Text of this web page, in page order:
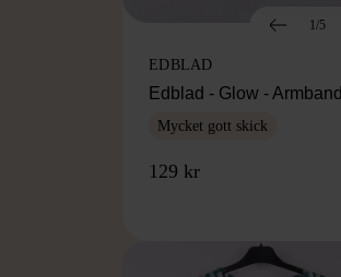
1/5
EDBLAD
Edblad - Glow - Armband
Mycket gott skick
129 kr